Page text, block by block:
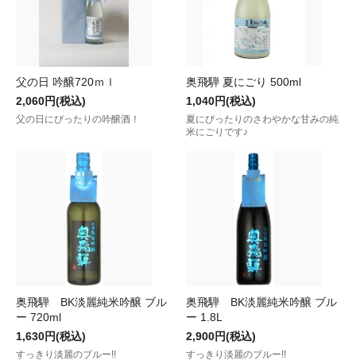
父の日 吟醸720ｍｌ
2,060円(税込)
父の日にぴったりの吟醸酒！
奥飛騨 夏にごり 500ml
1,040円(税込)
夏にぴったりのさわやかな甘みの純
米にごりです♪
奥飛騨 BK淡麗純米吟醸 ブル
ー 720ml
1,630円(税込)
すっきり淡麗のブルー!!
奥飛騨 BK淡麗純米吟醸 ブル
ー 1.8L
2,900円(税込)
すっきり淡麗のブルー!!